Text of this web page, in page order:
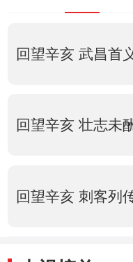
回望辛亥 武昌首
回望辛亥 壮志未
回望辛亥 刺客列